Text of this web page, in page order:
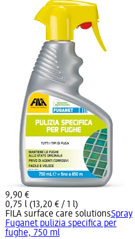
9,90 €
0,75 l (13,20 € / 1 l)
FILA surface care solutionsSpray
Fuganet pulizia specifica per
fughe, 750 ml